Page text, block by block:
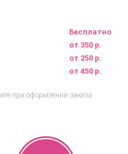
Бесплатно
от 350 р.
от 250 р.
от 450 р.
при оформлении заказа